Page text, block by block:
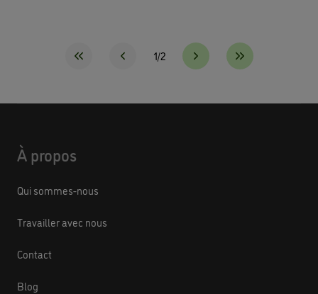
1/2
À propos
Qui sommes-nous
Travailler avec nous
Contact
Blog